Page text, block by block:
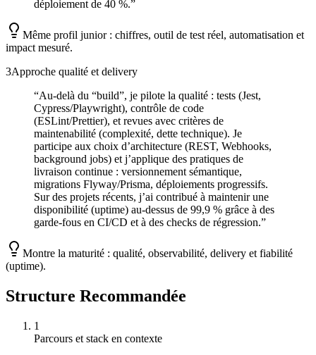
déploiement de 40 %.”
Même profil junior : chiffres, outil de test réel, automatisation et
impact mesuré.
3Approche qualité et delivery
“Au-delà du “build”, je pilote la qualité : tests (Jest,
Cypress/Playwright), contrôle de code
(ESLint/Prettier), et revues avec critères de
maintenabilité (complexité, dette technique). Je
participe aux choix d’architecture (REST, Webhooks,
background jobs) et j’applique des pratiques de
livraison continue : versionnement sémantique,
migrations Flyway/Prisma, déploiements progressifs.
Sur des projets récents, j’ai contribué à maintenir une
disponibilité (uptime) au-dessus de 99,9 % grâce à des
garde-fous en CI/CD et à des checks de régression.”
Montre la maturité : qualité, observabilité, delivery et fiabilité
(uptime).
Structure Recommandée
1
Parcours et stack en contexte